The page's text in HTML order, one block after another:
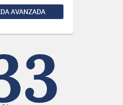
AVANZADA